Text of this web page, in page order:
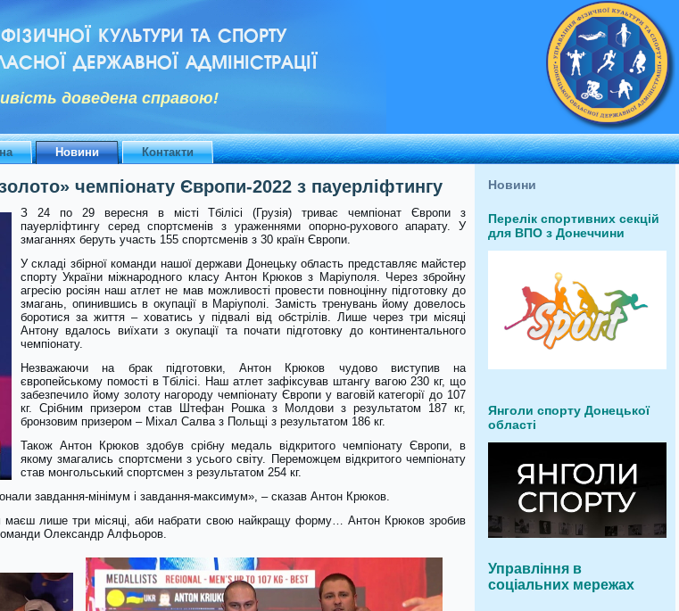
КУЛЬТУРИ ТА СПОРТУ
ДЕРЖАВНОЇ АДМІНІСТРАЦІЇ
доведена справою!
Новини Контакти
чемпіонату Європи-2022 з пауерліфтингу
З 24 по 29 вересня в місті Тбілісі (Грузія) триває чемпіонат Європи з
пауерліфтингу серед спортсменів з ураженнями опорно-рухового апарату. У
змаганнях беруть участь 155 спортсменів з 30 країн Європи.
У складі збірної команди нашої держави Донецьку область представляє майстер
спорту України міжнародного класу Антон Крюков з Маріуполя. Через збройну
агресію росіян наш атлет не мав можливості провести повноцінну підготовку до
змагань, опинившись в окупації в Маріуполі. Замість тренувань йому довелось
боротися за життя – ховатись у підвалі від обстрілів. Лише через три місяці
Антону вдалось виїхати з окупації та почати підготовку до континентального
чемпіонату.
Незважаючи на брак підготовки, Антон Крюков чудово виступив на
європейському помості в Тбілісі. Наш атлет зафіксував штангу вагою 230 кг, що
забезпечило йому золоту нагороду чемпіонату Європи у ваговій категорії до 107
кг. Срібним призером став Штефан Рошка з Молдови з результатом 187 кг,
бронзовим призером – Міхал Салва з Польщі з результатом 186 кг.
Також Антон Крюков здобув срібну медаль відкритого чемпіонату Європи, в
якому змагались спортсмени з усього світу. Переможцем відкритого чемпіонату
став монгольський спортсмен з результатом 254 кг.
завдання-мінімум і завдання-максимум», – сказав Антон Крюков.
маєш лише три місяці, аби набрати свою найкращу форму… Антон Крюков зробив
Олександр Алфьоров.
Новини
Перелік спортивних секцій
для ВПО з Донеччини
Янголи спорту Донецької
області
Управління в
соціальних мережах